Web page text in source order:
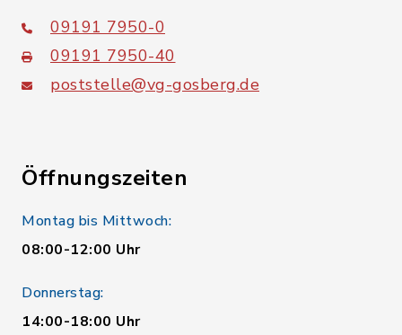
09191 7950-0
09191 7950-40
poststelle@vg-gosberg.de
Öffnungszeiten
Montag bis Mittwoch:
08:00-12:00 Uhr
Donnerstag:
14:00-18:00 Uhr